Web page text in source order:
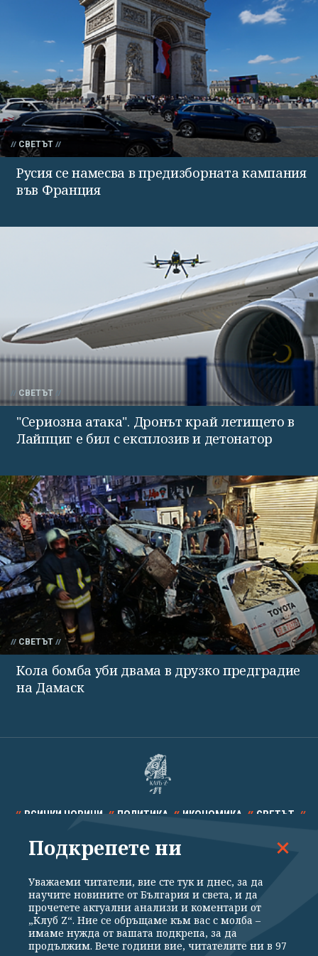
СВЕТЪТ
Русия се намесва в предизборната кампания
във Франция
СВЕТЪТ
"Сериозна атака". Дронът край летището в
Лайпциг е бил с експлозив и детонатор
СВЕТЪТ
Кола бомба уби двама в друзко предградие
на Дамаск
ВСИЧКИ НОВИНИ ПОЛИТИКА ИКОНОМИКА СВЕТЪТ
СПОРТ КУЛТУРА ТЕХНОЛОГИИ КАЛЕЙДОСКОП
Подкрепете ни
Уважаеми читатели, вие сте тук и днес, за да
научите новините от България и света, и да
прочетете актуални анализи и коментари от
„Клуб Z“. Ние се обръщаме към вас с молба –
имаме нужда от вашата подкрепа, за да
продължим. Вече години вие, читателите ни в 97